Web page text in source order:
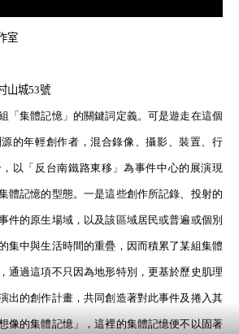
室
山城53號
「集體記憶」的關鍵詞定義。可是遊走在這個
的年輕創作者，混合錄像、攝影、裝置、行
以「反台南鐵路東移」為事件中心的展演現
體記憶的型態。一是這些創作所記錄、投射的
件的原生場域，以及該區域居民或普遍或個別
集中與生活時間的重疊，因而積累了某組集體
通過這項不只因為地形特別，更基於歷史肌理
出的創作計畫，共同創造著對此事件及捲入其
像的集體記憶」，這裡的集體記憶便不以固著